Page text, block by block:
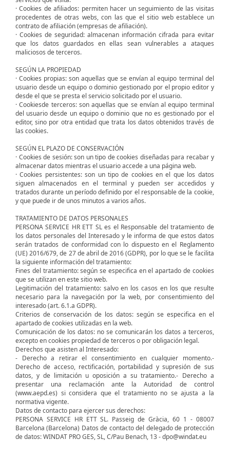
· Cookies de afiliados: permiten hacer un seguimiento de las visitas
procedentes de otras webs, con las que el sitio web establece un
contrato de afiliación (empresas de afiliación).
· Cookies de seguridad: almacenan información cifrada para evitar
que los datos guardados en ellas sean vulnerables a ataques
maliciosos de terceros.
SEGÚN LA PROPIEDAD
· Cookies propias: son aquellas que se envían al equipo terminal del
usuario desde un equipo o dominio gestionado por el propio editor y
desde el que se presta el servicio solicitado por el usuario.
· Cookiesde terceros: son aquellas que se envían al equipo terminal
del usuario desde un equipo o dominio que no es gestionado por el
editor, sino por otra entidad que trata los datos obtenidos través de
las cookies.
SEGÚN EL PLAZO DE CONSERVACIÓN
· Cookies de sesión: son un tipo de cookies diseñadas para recabar y
almacenar datos mientras el usuario accede a una página web.
· Cookies persistentes: son un tipo de cookies en el que los datos
siguen almacenados en el terminal y pueden ser accedidos y
tratados durante un período definido por el responsable de la cookie,
y que puede ir de unos minutos a varios años.
TRATAMIENTO DE DATOS PERSONALES
PERSONA SERVICE HR ETT SL es el Responsable del tratamiento de
los datos personales del Interesado y le informa de que estos datos
serán tratados de conformidad con lo dispuesto en el Reglamento
(UE) 2016/679, de 27 de abril de 2016 (GDPR), por lo que se le facilita
la siguiente información del tratamiento:
Fines del tratamiento: según se especifica en el apartado de cookies
que se utilizan en este sitio web.
Legitimación del tratamiento: salvo en los casos en los que resulte
necesario para la navegación por la web, por consentimiento del
interesado (art. 6.1.a GDPR).
Criterios de conservación de los datos: según se especifica en el
apartado de cookies utilizadas en la web.
Comunicación de los datos: no se comunicarán los datos a terceros,
excepto en cookies propiedad de terceros o por obligación legal.
Derechos que asisten al Interesado:
- Derecho a retirar el consentimiento en cualquier momento.-
Derecho de acceso, rectificación, portabilidad y supresión de sus
datos, y de limitación u oposición a su tratamiento.- Derecho a
presentar una reclamación ante la Autoridad de control
(www.aepd.es) si considera que el tratamiento no se ajusta a la
normativa vigente.
Datos de contacto para ejercer sus derechos:
PERSONA SERVICE HR ETT SL. Passeig de Gràcia, 60 1 - 08007
Barcelona (Barcelona) Datos de contacto del delegado de protección
de datos: WINDAT PRO GES, SL, C/Pau Benach, 13 - dpo@windat.eu